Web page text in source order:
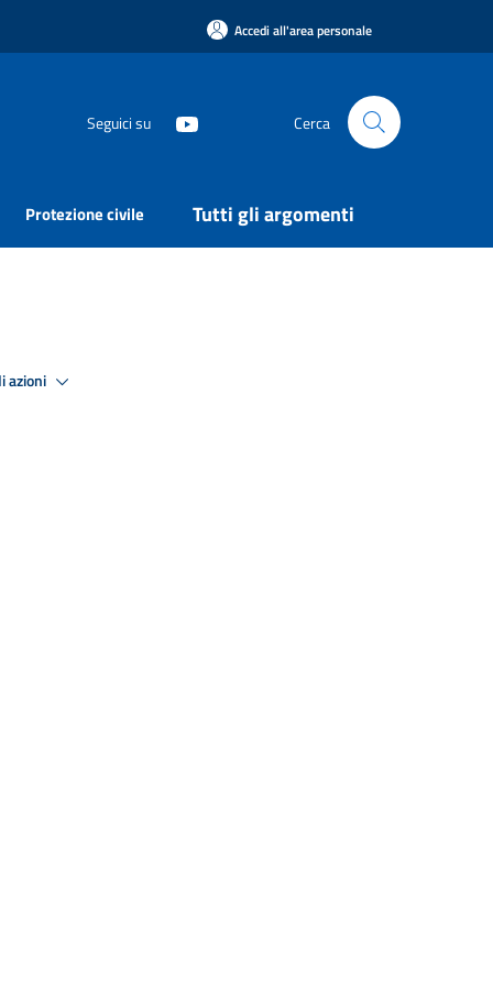
Accedi all'area personale
Seguici su Cerca
Protezione civile Tutti gli argomenti
azioni